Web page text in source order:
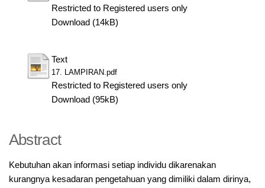
Restricted to Registered users only
Download (14kB)
Text
17. LAMPIRAN.pdf
Restricted to Registered users only
Download (95kB)
Abstract
Kebutuhan akan informasi setiap individu dikarenakan
kurangnya kesadaran pengetahuan yang dimiliki dalam dirinya,